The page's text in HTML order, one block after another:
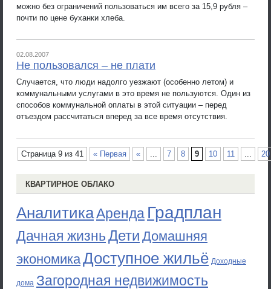
можно без ограничений пользоваться им всего за 15,9 рубля –
почти по цене буханки хлеба.
02.08.2007
Не пользовался – не плати
Случается, что люди надолго уезжают (особенно летом) и
коммунальными услугами в это время не пользуются. Один из
способов коммунальной оплаты в этой ситуации – перед
отъездом рассчитаться вперед за все время отсутствия.
Страница 9 из 41 « Первая « ... 7 8 9 10 11 ... 20
КВАРТИРНОЕ ОБЛАКО
АналитикаАренда Градплан
Дачная жизньДети Домашняя
экономикаДоступное жильё Доходные
дома Загородная недвижимость